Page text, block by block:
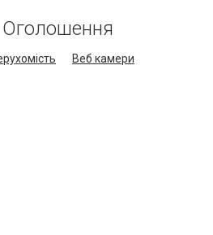
Оголошення
Веб камери